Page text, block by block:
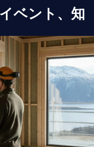
ベント、知